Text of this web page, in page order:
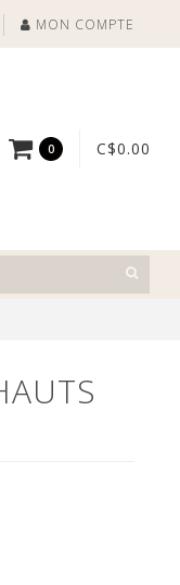
MON COMPTE
0 C$0.00